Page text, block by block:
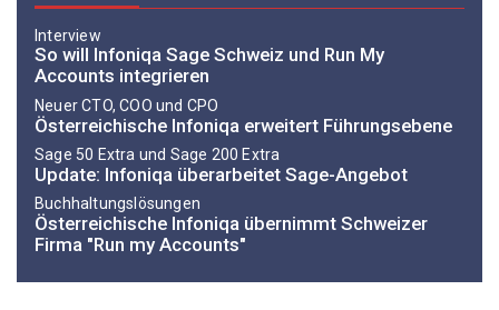
Interview
So will Infoniqa Sage Schweiz und Run My
Accounts integrieren
Neuer CTO, COO und CPO
Österreichische Infoniqa erweitert Führungsebene
Sage 50 Extra und Sage 200 Extra
Update: Infoniqa überarbeitet Sage-Angebot
Buchhaltungslösungen
Österreichische Infoniqa übernimmt Schweizer
Firma "Run my Accounts"